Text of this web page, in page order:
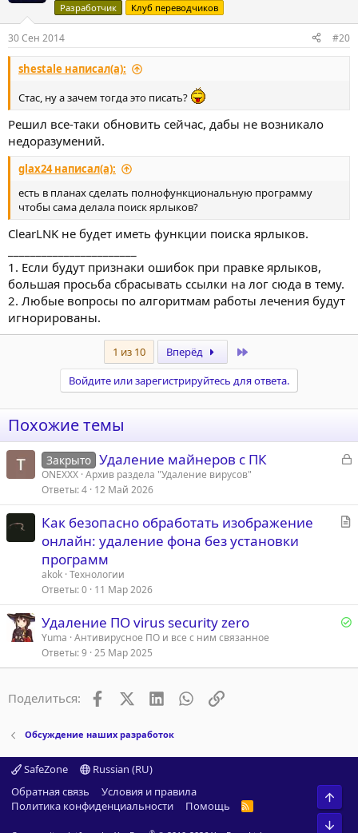
Разработчик
Клуб переводчиков
30 Сен 2014 #20
shestale написал(а):
Стас, ну а зачем тогда это писать?
Решил все-таки обновить сейчас, дабы не возникало
недоразумений.
glax24 написал(а):
есть в планах сделать полнофункциональную программу
чтобы сама делала поиск ярлыков?
ClearLNK не будет иметь функции поиска ярлыков.
1. Если будут признаки ошибок при правке ярлыков,
большая просьба сбрасывать ссылки на лог сюда в тему.
2. Любые вопросы по алгоритмам работы лечения будут
игнорированы.
1 из 10 Вперёд
Войдите или зарегистрируйтесь для ответа.
Похожие темы
З
р
Закрыто Удаление майнеров с ПК
ONEXXX Архив раздела "Удаление вирусов"
Ответы 4 12 Май 2026
я
Как безопасно обработать изображение
онлайн: удаление фона без установки
программ
akok Технологии
Ответы 0 11 Мар 2026
Р
е
Удаление ПО virus security zero
Yuma Антивирусное ПО и все с ним связанное
Ответы 9 25 Мар 2025
Поделиться: FacebookX (Twitter)
LinkedInWhatsAppСсылка
Обсуждение наших разработок
SafeZone
Russian (RU)
Обратная связь
Условия и правила
Политика конфиденциальности
Помощь
R